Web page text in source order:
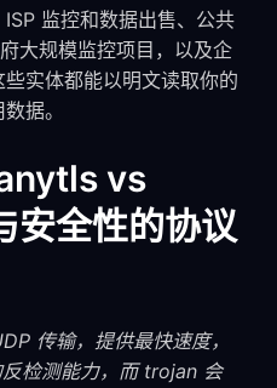
监控和数据出售、公共
大规模监控项目，以及企
实体都能以明文读取你的
据。
vs
安全性的协议
传输，提供最快速度，
检测能力，而 trojan 会